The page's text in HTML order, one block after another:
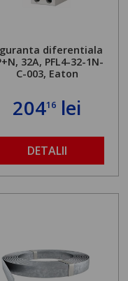
diferentiala
32A, PFL4-32-1N-
C-003, Eaton
20416 lei
DETALII